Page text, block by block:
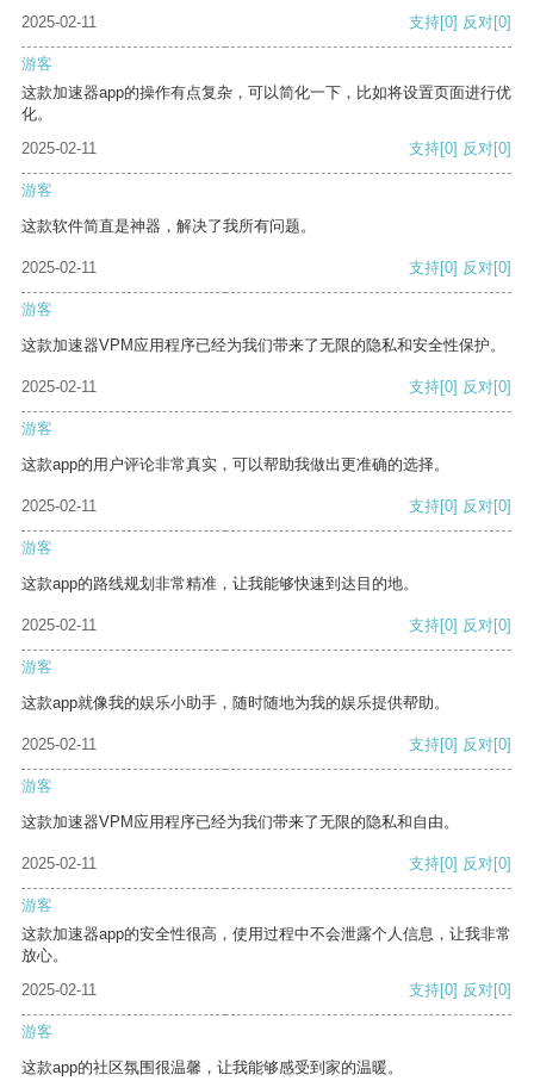
2025-02-11 支持[0] 反对[0]
游客
这款加速器app的操作有点复杂，可以简化一下，比如将设置页面进行优
化。
2025-02-11
支持[0] 反对[0]
游客
这款软件简直是神器，解决了我所有问题。
2025-02-11 支持[0] 反对[0]
游客
这款加速器VPM应用程序已经为我们带来了无限的隐私和安全性保护。
2025-02-11 支持[0] 反对[0]
游客
这款app的用户评论非常真实，可以帮助我做出更准确的选择。
2025-02-11 支持[0] 反对[0]
游客
这款app的路线规划非常精准，让我能够快速到达目的地。
2025-02-11 支持[0] 反对[0]
游客
这款app就像我的娱乐小助手，随时随地为我的娱乐提供帮助。
2025-02-11 支持[0] 反对[0]
游客
这款加速器VPM应用程序已经为我们带来了无限的隐私和自由。
2025-02-11 支持[0] 反对[0]
游客
这款加速器app的安全性很高，使用过程中不会泄露个人信息，让我非常
放心。
2025-02-11
支持[0] 反对[0]
游客
这款app的社区氛围很温馨，让我能够感受到家的温暖。